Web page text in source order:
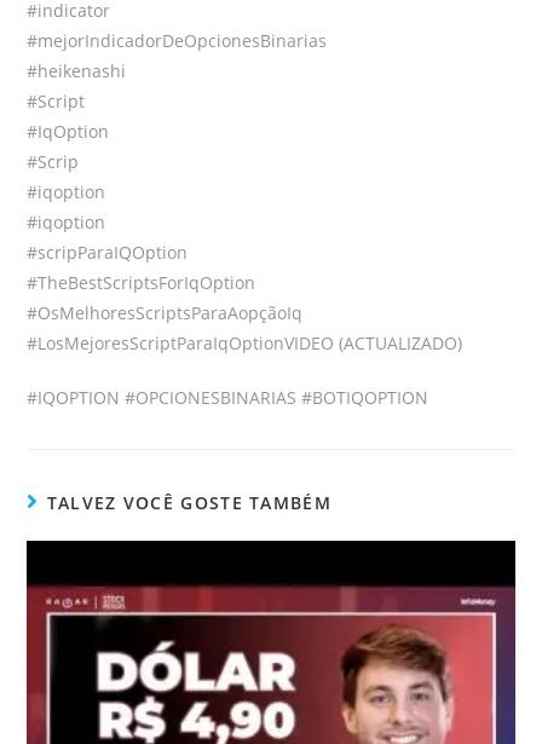
#indicator
#mejorIndicadorDeOpcionesBinarias
#heikenashi
#Script
#IqOption
#Scrip
#iqoption
#iqoption
#scripParaIQOption
#TheBestScriptsForIqOption
#OsMelhoresScriptsParaAopçãoIq
#LosMejoresScriptParaIqOptionVIDEO (ACTUALIZADO)
#IQOPTION #OPCIONESBINARIAS #BOTIQOPTION
TALVEZ VOCÊ GOSTE TAMBÉM